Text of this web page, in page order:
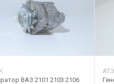
ВАЗ 2101 2103 2106